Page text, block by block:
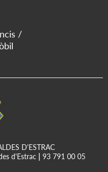
D'ESTRAC
d'Estrac 93 791 00 05